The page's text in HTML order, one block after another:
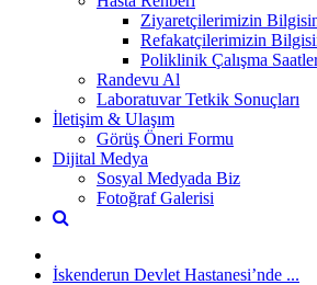
Ziyaretçilerimizin
Refakatçilerimizin
Poliklinik Çalışma
Randevu Al
Laboratuvar Tetkik Sonuçları
İletişim & Ulaşım
Görüş Öneri Formu
Dijital Medya
Sosyal Medyada Biz
Fotoğraf Galerisi
İskenderun Devlet Hastanesi’nde ...